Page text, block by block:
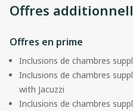
Offres
Offres en prime
Inclusions de chambres
Inclusions de chambres
with Jacuzzi
Inclusions de chambres